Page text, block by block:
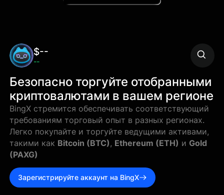
$--
--
Безопасно торгуйте отобранными
криптовалютами в вашем регионе
BingX стремится обеспечивать соответствующий
требованиям торговый опыт в разных регионах.
Легко покупайте и торгуйте ведущими активами,
такими как Bitcoin (BTC) , Ethereum (ETH) и Gold
(PAXG)
Зарегистрируйте аккаунт на BingX